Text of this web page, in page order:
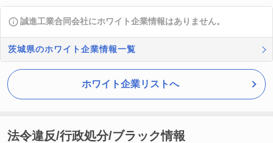
誠進工業合同会社にホワイト企業情報はありません。
茨城県のホワイト企業情報一覧
ホワイト企業リストへ
法令違反/行政処分/ブラック情報